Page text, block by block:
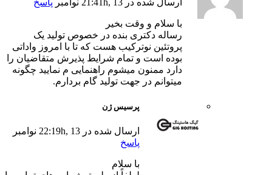
ارسال شده در 21:41h, 13 نوامبر پاسخ
با سلام و وقت بخیر
رساله دکتری بنده در خصوص تولید یک
پروتئین نوترکیب هست که تا با امروز واداتی
بوده است و تمام شرایط پذیرش متقاضیان را
دارد ممنون میشوم راهنمایی م نمایید چگونه
میتوانم در جهت تولید گام بردارم.
پرسیس ژن
ارسال شده در 22:19h, 13 نوامبر
پاسخ
با سلام